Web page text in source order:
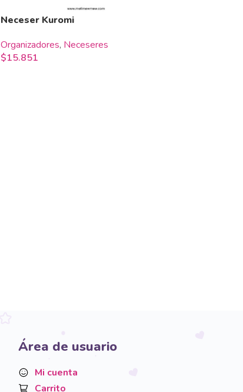
Neceser Kuromi
Organizadores, Neceseres
$15.851
Área de usuario
Mi cuenta
Carrito